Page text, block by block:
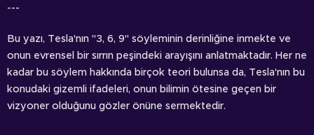
---
Bu yazı, Tesla'nın "3, 6, 9" söyleminin derinliğine inmekte ve
onun evrensel bir sırrın peşindeki arayışını anlatmaktadır. Her ne
kadar bu söylem hakkında birçok teori bulunsa da, Tesla'nın bu
konudaki gizemli ifadeleri, onun bilimin ötesine geçen bir
vizyoner olduğunu gözler önüne sermektedir.